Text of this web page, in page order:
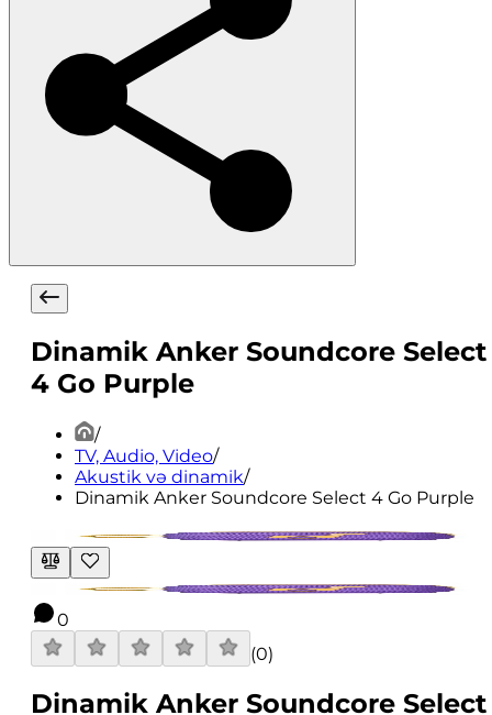
Dinamik Anker Soundcore Select
4 Go Purple
/
TV, Audio, Video/
Akustik və dinamik/
Dinamik Anker Soundcore Select 4 Go Purple
0
(0)
Dinamik Anker Soundcore Select